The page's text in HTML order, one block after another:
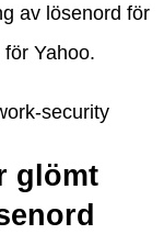
av lösenord för
Yahoo.
security
glömt